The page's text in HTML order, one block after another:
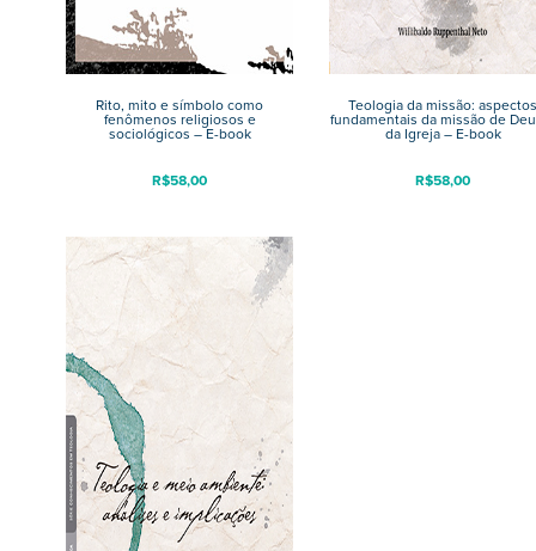
Rito, mito e símbolo como
fenômenos religiosos e
sociológicos – E-book
R$58,00
Teologia da missão: aspectos
fundamentais da missão de
da Igreja – E-book
R$58,00